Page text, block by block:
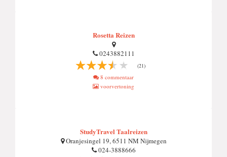
Rosetta Reizen
0243882111
(21)
8 commentaar
voorvertoning
StudyTravel Taalreizen
Oranjesingel 19, 6511 NM Nijmegen
024-3888666